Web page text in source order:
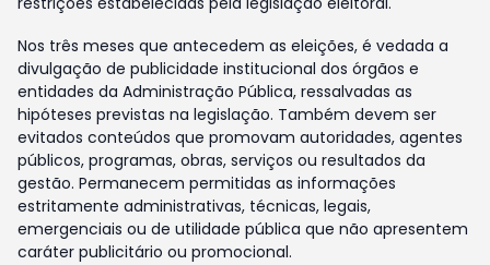
Nos três meses que antecedem as eleições, é vedada a
divulgação de publicidade institucional dos órgãos e
entidades da Administração Pública, ressalvadas as
hipóteses previstas na legislação. Também devem ser
evitados conteúdos que promovam autoridades, agentes
públicos, programas, obras, serviços ou resultados da
gestão. Permanecem permitidas as informações
estritamente administrativas, técnicas, legais,
emergenciais ou de utilidade pública que não apresentem
caráter publicitário ou promocional.